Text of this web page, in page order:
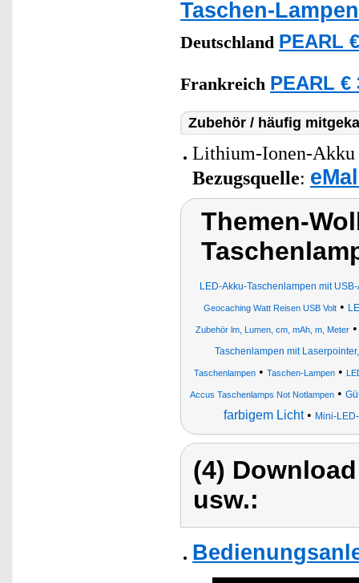
Taschen-Lampen
Deutschland PEARL
Frankreich PEARL €
Zubehör / häufig
Lithium-Ionen-Akku
Bezugsquelle:
Themen-
LED-Akku-Taschenlampen mit
Geocaching Watt Reisen USB Volt •
Zubehör lm, Lumen, cm, mAh, m, Meter
Taschenlampen mit
Taschenlampen• Taschen-Lampen•
Accus Taschenlamps Not Notlampen•
farbigem Licht• Mini-
(4)
usw.: